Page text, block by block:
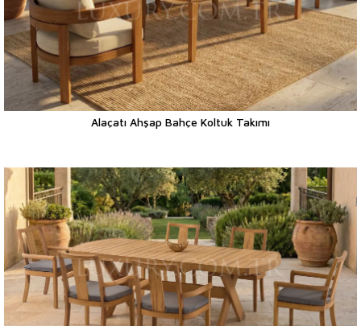
Alaçatı Ahşap Bahçe Koltuk Takımı